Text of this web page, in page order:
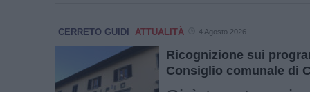
CERRETO GUIDI ATTUALITÀ 4 Agosto 2026
Ricognizione sui
Consiglio comunale di